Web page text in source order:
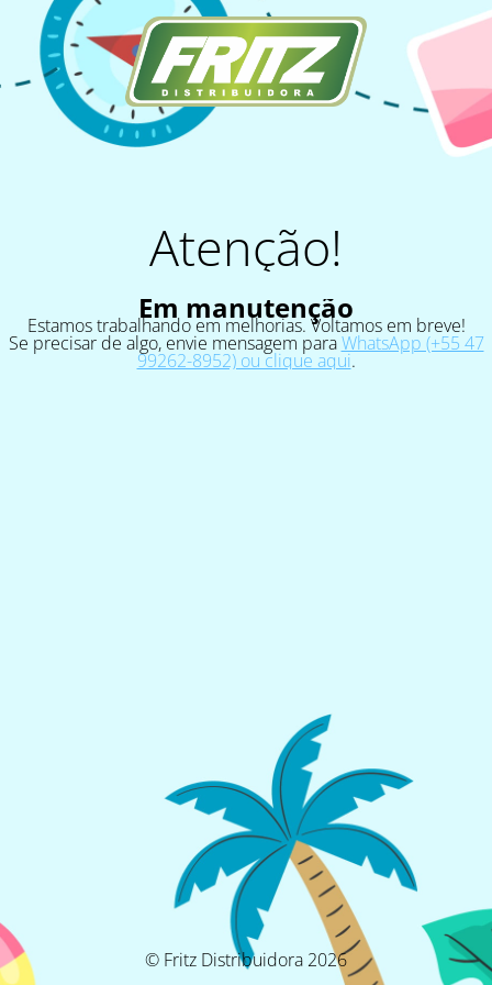
Atenção!
Em manutenção
Estamos trabalhando em melhorias. Voltamos em breve!
Se precisar de algo, envie mensagem paraWhatsApp (+55 47
99262-8952) ou clique aqui.
© Fritz Distribuidora 2026